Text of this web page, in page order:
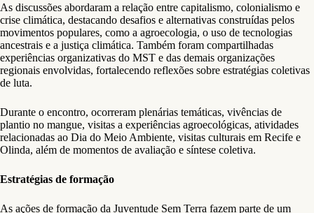
As discussões abordaram a relação entre capitalismo, colonialismo e
crise climática, destacando desafios e alternativas construídas pelos
movimentos populares, como a agroecologia, o uso de tecnologias
ancestrais e a justiça climática. Também foram compartilhadas
experiências organizativas do MST e das demais organizações
regionais envolvidas, fortalecendo reflexões sobre estratégias coletivas
de luta.
Durante o encontro, ocorreram plenárias temáticas, vivências de
plantio no mangue, visitas a experiências agroecológicas, atividades
relacionadas ao Dia do Meio Ambiente, visitas culturais em Recife e
Olinda, além de momentos de avaliação e síntese coletiva.
Estratégias de formação
As ações de formação da Juventude Sem Terra fazem parte de um